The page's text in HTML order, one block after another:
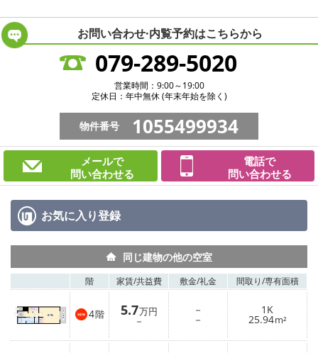
お問い合わせ·内覧予約はこちらから
079-289-5020
営業時間：9:00～19:00
定休日：年中無休 (年末年始を除く)
物件番号 1055499934
メールで
問い合わせる
電話で
問い合わせる
お気に入り登録
同じ建物の他の空室
階 家賃/共益費 敷金/礼金 間取り/専有面積
4階 5.7万円
－
－
－
1K
25.94m²